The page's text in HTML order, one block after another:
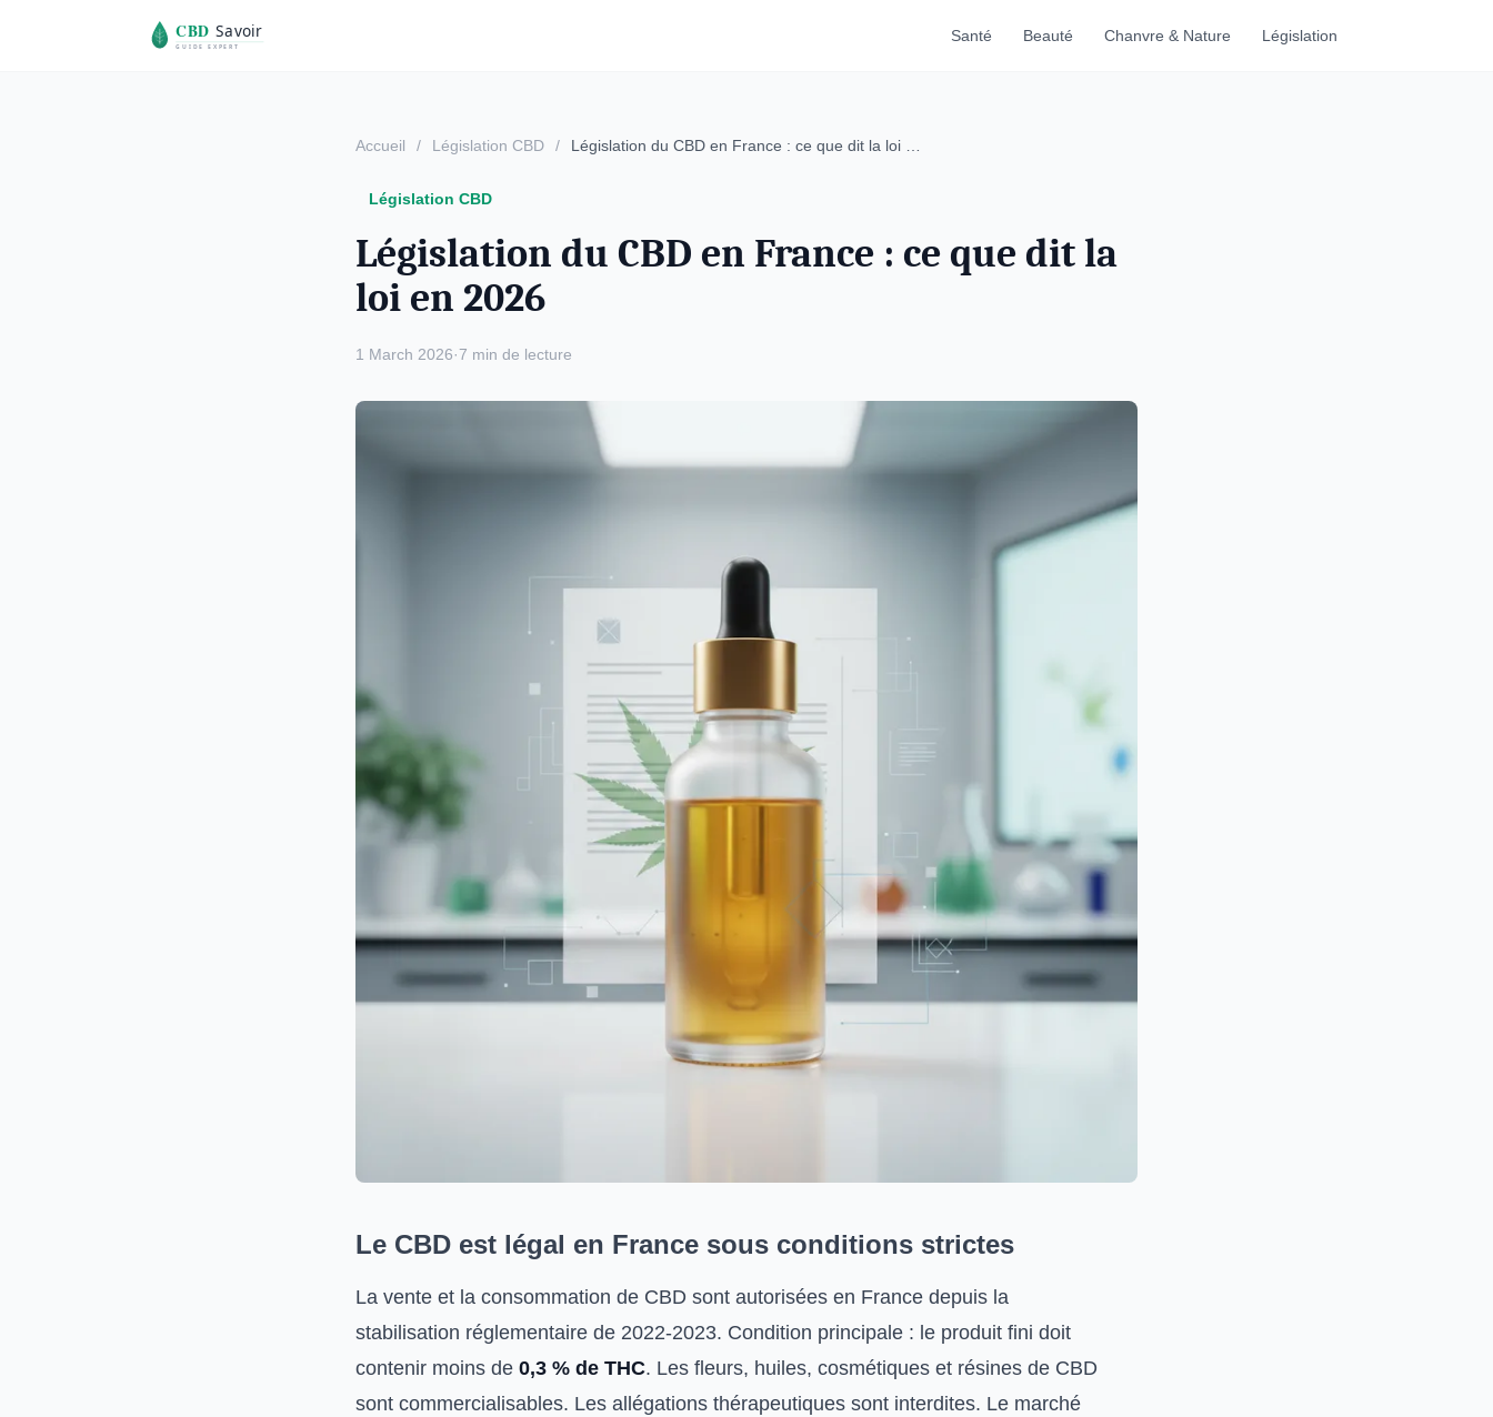
Santé Beauté Chanvre & Nature Législation
Accueil / Législation CBD / Législation du CBD en France : ce que dit la loi …
Législation CBD
Législation du CBD en France : ce que dit la
loi en 2026
1 March 2026·7 min de lecture
Le CBD est légal en France sous conditions strictes
La vente et la consommation de CBD sont autorisées en France depuis la
stabilisation réglementaire de 2022-2023. Condition principale : le produit fini doit
contenir moins de 0,3 % de THC. Les fleurs, huiles, cosmétiques et résines de CBD
sont commercialisables. Les allégations thérapeutiques sont interdites. Le marché